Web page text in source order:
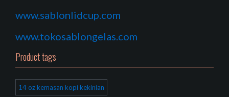
www.sablonlidcup.com
www.tokosablongelas.com
Product tags
14 oz kemasan kopi kekinian